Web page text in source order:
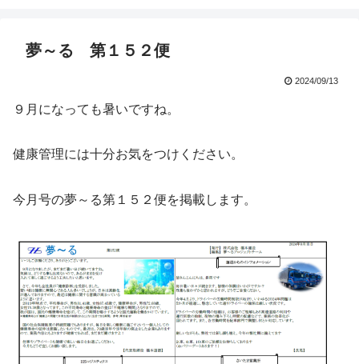
夢～る 第１５２便
2024/09/13
９月になっても暑いですね。
健康管理には十分お気をつけください。
今月号の夢～る第１５２便を掲載します。